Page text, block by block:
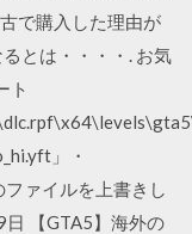
で購入した理由が
とは・・・・. お気
ト
」・
ァイルを上書きし
【GTA5】海外の